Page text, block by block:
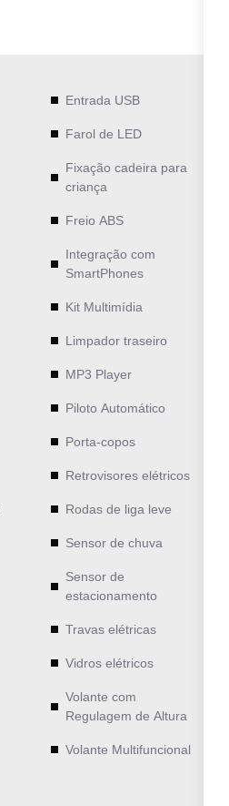
Entrada USB
Farol de LED
Fixação cadeira para
criança
Freio ABS
Integração com
SmartPhones
Kit Multimídia
Limpador traseiro
MP3 Player
Piloto Automático
Porta-copos
Retrovisores elétricos
Rodas de liga leve
Sensor de chuva
Sensor de
estacionamento
Travas elétricas
Vidros elétricos
Volante com
Regulagem de Altura
Volante Multifuncional